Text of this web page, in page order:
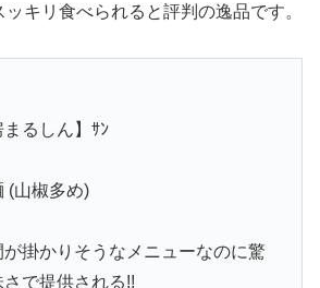
キリ食べられると評判の逸品です。
まるしん】ｻﾝ
(山椒多め)
掛かりそうなメニューなのに驚
で提供される!!